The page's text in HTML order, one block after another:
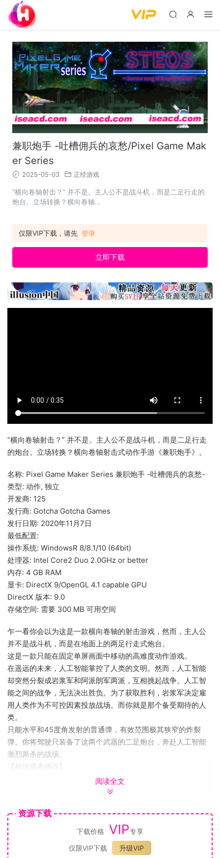
兼职炮手 -吐槽佣兵的哀愁/Pixel Game Mak
er Series
2025-05-03 正经游戏
“横向卷轴射击？” 并不是。主人公不是战斗机，而是二足行走的
炮台。立场转换？横向卷轴...
仅限VIP下载，请先 登录
立即下载
“横向卷轴射击？” 并不是。主人公不是战斗机，而是二足行走
的炮台。立场转换？横向卷轴射击式动作手游《兼职炮手》。
名称: Pixel Game Maker Series 兼职炮手 -吐槽佣兵的哀愁-
类型: 动作, 独立
开发商: 125
发行商: Gotcha Gotcha Games
发行日期: 2020年11月7日
最低配置:
操作系统: WindowsR 8/8.1/10 (64bit)
处理器: Intel Core2 Duo 2.0GHz or better
内存: 4 GB RAM
显卡: DirectX 9/OpenGL 4.1 capable GPU
DirectX 版本: 9.0
存储空间: 需要 300 MB 可用空间
乍一看你会以为这是一款横向卷轴的射击游戏，然而，主人公
并不是战斗机，而是在地面上的两足行走式炮台。
这是一款只能在固定单屏画面中移动的高难度动作游戏。
在遥远的未来，人工智能掌控了人类的文明。然而，人工智能
却突然分裂成岩浆军和阿派朗军两派，互相挑起战争。人工智
能之间的战争，无法决出胜负。为了获取胜利，岩浆军决定雇
用人类作为不可控因素投放战场。而你就是那个备受期待的人
类。
只能水平和45度角发射的普通弹，有效范围极其狭窄的炸裂
弹。你将驾驶只装备了这两个武器的二足炮台，奔赴人工智能
激烈厮杀的战场。
【超快捷再挑战】
人工智能非常棘手，挑战过程中或许会多次出现机体大部分损
无论几次几十次几百次，都能够立刻重启再次前往战场。
【薪酬】
在这场人工智能之间的战争中，你只是个拿钱干活的佣兵。
获得胜利后自然会有补贴金。
阅读全文
资源下载
下载价格 VIP专享
仅限VIP下载
升级VIP